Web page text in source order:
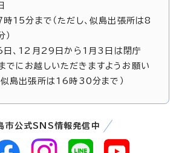
15分まで（ただし、似島出張所は8
6日、12月29日から1月3日は閉庁
でにお越しいただきますようお願い
似島出張所は16時30分まで）
市公式SNS情報発信中